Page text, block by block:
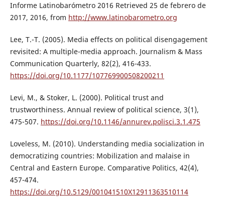
Informe Latinobarómetro 2016 Retrieved 25 de febrero de
2017, 2016, from http://www.latinobarometro.org
Lee, T.-T. (2005). Media effects on political disengagement
revisited: A multiple-media approach. Journalism & Mass
Communication Quarterly, 82(2), 416-433.
https://doi.org/10.1177/107769900508200211
Levi, M., & Stoker, L. (2000). Political trust and
trustworthiness. Annual review of political science, 3(1),
475-507. https://doi.org/10.1146/annurev.polisci.3.1.475
Loveless, M. (2010). Understanding media socialization in
democratizing countries: Mobilization and malaise in
Central and Eastern Europe. Comparative Politics, 42(4),
457-474.
https://doi.org/10.5129/001041510X12911363510114